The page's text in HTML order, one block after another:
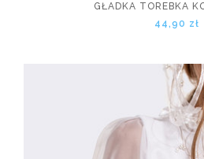
GŁADKA TOREBKA
44,90 zł